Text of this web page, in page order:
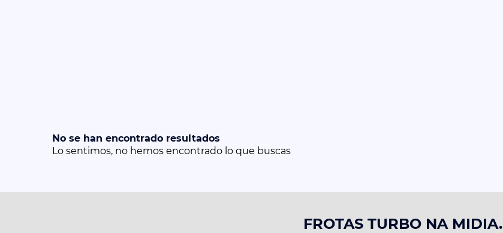
No se han encontrado resultados
Lo sentimos, no hemos encontrado lo que buscas
FROTAS TURBO NA MIDIA.